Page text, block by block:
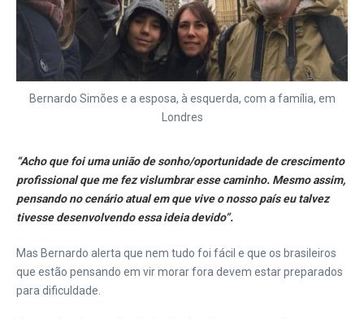
Bernardo Simões e a esposa, à esquerda, com a família, em
Londres
“Acho que foi uma união de sonho/oportunidade de crescimento
profissional que me fez vislumbrar esse caminho. Mesmo assim,
pensando no cenário atual em que vive o nosso país eu talvez
tivesse desenvolvendo essa ideia devido”.
Mas Bernardo alerta que nem tudo foi fácil e que os brasileiros
que estão pensando em vir morar fora devem estar preparados
para dificuldade.